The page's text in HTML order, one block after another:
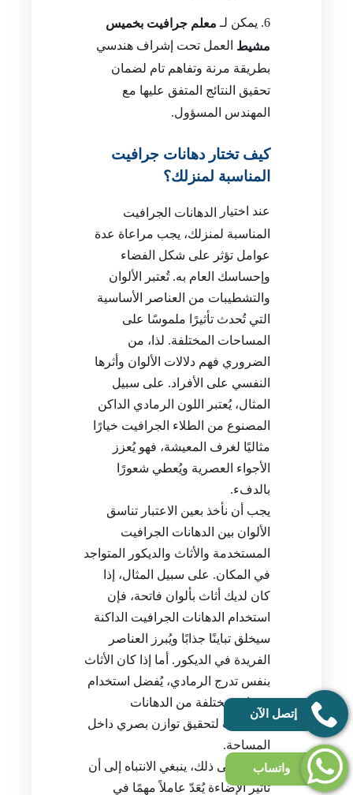
يمكن لـ معلم جرافيت بخميس
مشيط العمل تحت إشراف هندسي
بطريقة مرنة وتفاهم تام لضمان
تحقيق النتائج المتفق عليها مع
المهندس المسؤول.
كيف تختار دهانات جرافيت
المناسبة لمنزلك؟
عند اختيار
الدهانات الجرافيت
المناسبة لمنزلك، يجب مراعاة عدة
عوامل تؤثر على شكل الفضاء
وإحساسك العام به. تُعتبر الألوان
والتشطيبات من العناصر الأساسية
التي تُحدث تأثيرًا ملموسًا على
المساحات المختلفة. لذا، من
الضروري فهم دلالات الألوان وأثرها
النفسي على الأفراد. على سبيل
المثال، يُعتبر اللون الرمادي الداكن
المصنوع من الطلاء الجرافيت خيارًا
مثاليًا لغرف المعيشة، فهو يُعزز
الأجواء العصرية ويُعطي شعورًا
بالدفء.
يجب أن نأخذ بعين الاعتبار تناسق
الألوان بين الدهانات الجرافيت
المستخدمة والأثاث والديكور المتواجد
في المكان. على سبيل المثال، إذا
كان لديك أثاث بألوان فاتحة، فإن
استخدام الدهانات الجرافيت الداكنة
سيخلق تباينًا جذابًا ويُبرز العناصر
الفريدة في الديكور. أما إذا كان الأثاث
بنفس تدرج الرمادي، يُفضل استخدام
درجات مختلفة من الدهانات
الجرافيت لتحقيق توازن بصري داخل
المساحة.
علاوة على ذلك، ينبغي الانتباه إلى أن
تأثير الإضاءة يُعَدّ عاملاً مهمًا في
إتصل الآن
واتساب